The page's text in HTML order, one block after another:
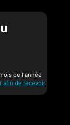
de l'année
afin de recevoir